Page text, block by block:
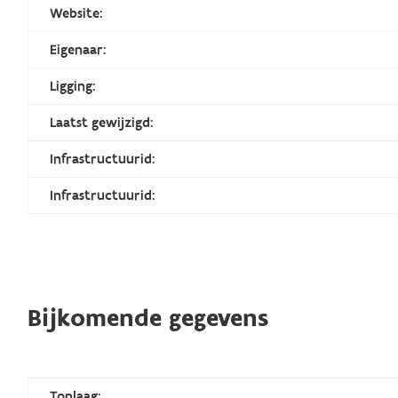
Website:
Eigenaar:
Ligging:
Laatst gewijzigd:
Infrastructuurid:
Infrastructuurid:
Bijkomende gegevens